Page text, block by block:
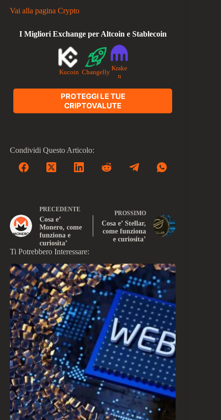
Vai alla pagina Crypto
I Migliori Exchange per Altcoin e Stablecoin
Kucoin Changelly
Krake
n
PROTEGGI LE TUE
CRIPTOVALUTE
Condividi Questo Articolo:
PRECEDENTE
Cosa e’
Monero, come
funziona e
curiosita’
PROSSIMO
Cosa e’ Stellar,
come funziona
e curiosita’
Ti Potrebbero Interessare: